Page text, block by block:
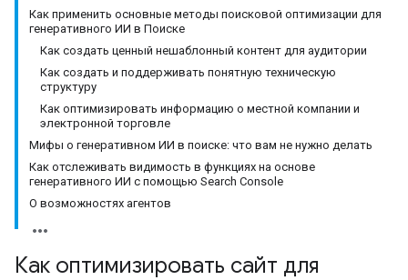
Как применить основные методы поисковой оптимизации для
генеративного ИИ в Поиске
Как создать ценный нешаблонный контент для аудитории
Как создать и поддерживать понятную техническую
структуру
Как оптимизировать информацию о местной компании и
электронной торговле
Мифы о генеративном ИИ в поиске: что вам не нужно делать
Как отслеживать видимость в функциях на основе
генеративного ИИ с помощью Search Console
О возможностях агентов
Как оптимизировать сайт для